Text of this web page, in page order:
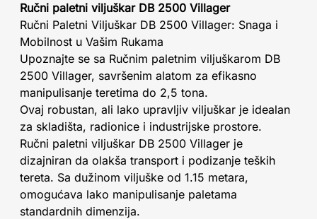
Ručni paletni viljuškar DB 2500 Villager
Ručni Paletni Viljuškar DB 2500 Villager: Snaga i
Mobilnost u Vašim Rukama
Upoznajte se sa Ručnim paletnim viljuškarom DB
2500 Villager, savršenim alatom za efikasno
manipulisanje teretima do 2,5 tona.
Ovaj robustan, ali lako upravljiv viljuškar je idealan
za skladišta, radionice i industrijske prostore.
Ručni paletni viljuškar DB 2500 Villager je
dizajniran da olakša transport i podizanje teških
tereta. Sa dužinom viljuške od 1.15 metara,
omogućava lako manipulisanje paletama
standardnih dimenzija.